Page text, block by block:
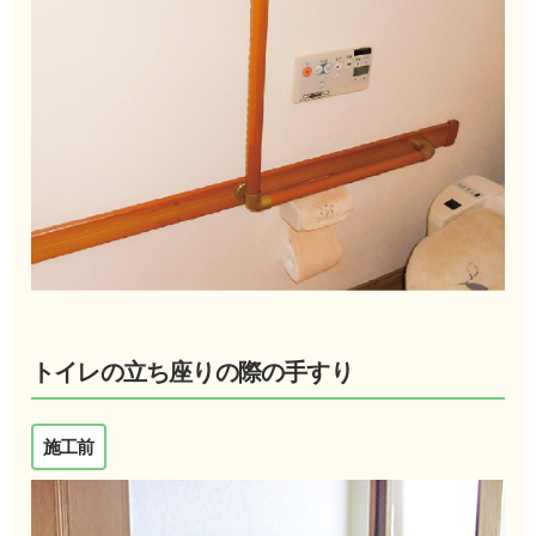
トイレの立ち座りの際の手すり
施工前